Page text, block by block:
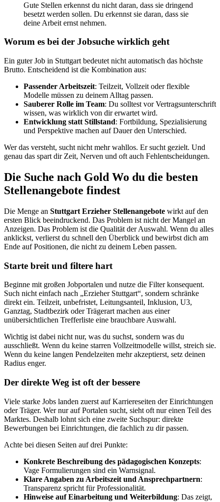
Gute Stellen erkennst du nicht daran, dass sie dringend
besetzt werden sollen. Du erkennst sie daran, dass sie
deine Arbeit ernst nehmen.
Worum es bei der Jobsuche wirklich geht
Ein guter Job in Stuttgart bedeutet nicht automatisch das höchste
Brutto. Entscheidend ist die Kombination aus:
Passender Arbeitszeit: Teilzeit, Vollzeit oder flexible
Modelle müssen zu deinem Alltag passen.
Sauberer Rolle im Team: Du solltest vor Vertragsunterschrift
wissen, was wirklich von dir erwartet wird.
Entwicklung statt Stillstand: Fortbildung, Spezialisierung
und Perspektive machen auf Dauer den Unterschied.
Wer das versteht, sucht nicht mehr wahllos. Er sucht gezielt. Und
genau das spart dir Zeit, Nerven und oft auch Fehlentscheidungen.
Die Suche nach Gold Wo du die besten
Stellenangebote findest
Die Menge an Stuttgart Erzieher Stellenangebote wirkt auf den
ersten Blick beeindruckend. Das Problem ist nicht der Mangel an
Anzeigen. Das Problem ist die Qualität der Auswahl. Wenn du alles
anklickst, verlierst du schnell den Überblick und bewirbst dich am
Ende auf Positionen, die nicht zu deinem Leben passen.
Starte breit und filtere hart
Beginne mit großen Jobportalen und nutze die Filter konsequent.
Such nicht einfach nach „Erzieher Stuttgart“, sondern schränke
direkt ein. Teilzeit, unbefristet, Leitungsanteil, Inklusion, U3,
Ganztag, Stadtbezirk oder Trägerart machen aus einer
unübersichtlichen Trefferliste eine brauchbare Auswahl.
Wichtig ist dabei nicht nur, was du suchst, sondern was du
ausschließt. Wenn du keine starren Vollzeitmodelle willst, streich sie.
Wenn du keine langen Pendelzeiten mehr akzeptierst, setz deinen
Radius enger.
Der direkte Weg ist oft der bessere
Viele starke Jobs landen zuerst auf Karriereseiten der Einrichtungen
oder Träger. Wer nur auf Portalen sucht, sieht oft nur einen Teil des
Marktes. Deshalb lohnt sich eine zweite Suchspur: direkte
Bewerbungen bei Einrichtungen, die fachlich zu dir passen.
Achte bei diesen Seiten auf drei Punkte:
Konkrete Beschreibung des pädagogischen Konzepts:
Vage Formulierungen sind ein Warnsignal.
Klare Angaben zu Arbeitszeit und Ansprechpartnern:
Transparenz spricht für Professionalität.
Hinweise auf Einarbeitung und Weiterbildung: Das zeigt,